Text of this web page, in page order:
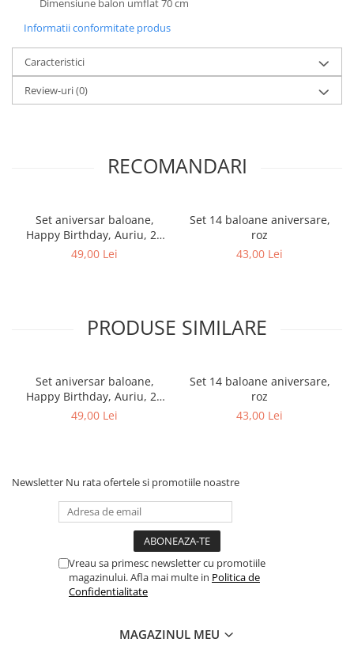
Dimensiune balon umflat 70 cm
Informatii conformitate produs
Caracteristici
Review-uri(0)
RECOMANDARI
Set aniversar baloane,
Happy Birthday, Auriu, 28
piese
49,00 Lei
Set 14 baloane aniversare,
roz
43,00 Lei
PRODUSE SIMILARE
Set aniversar baloane,
Happy Birthday, Auriu, 28
piese
49,00 Lei
Set 14 baloane aniversare,
roz
43,00 Lei
Newsletter Nu rata ofertele si promotiile noastre
Vreau sa primesc newsletter cu promotiile
magazinului. Afla mai multe in Politica de
Confidentialitate
MAGAZINUL MEU